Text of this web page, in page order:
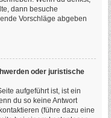
dann besuche
Vorschläge abgeben
oder juristische
aufgeführt ist, ist ein
du so keine Antwort
(führe dazu eine